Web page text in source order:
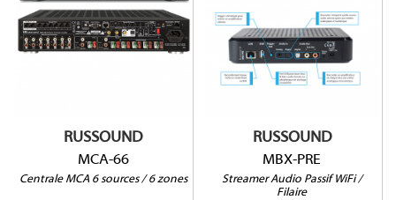
RUSSOUND
MCA-66
Centrale MCA 6 sources / 6 zones
6 sources / 6 zones
20W / canal
RUSSOUND
MBX-PRE
Streamer Audio Passif WiFi /
Filaire
Module de streaming
passif
1 flux audio stéréo
Jusqu'à 32 zones
Airplay 2, Chromecast,